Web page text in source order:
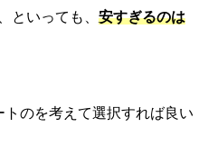
といっても、 安すぎるのは
のを考えて選択すれば良い